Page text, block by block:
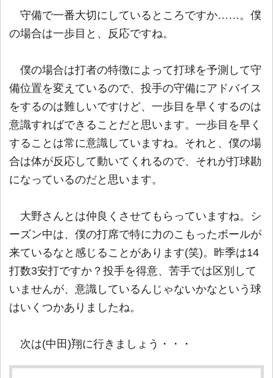
守備で一番大切にしているところですか……。僕
の場合は一歩目と、反応ですね。
僕の場合は打者の特徴によって打球を予測して守
備位置を変えているので、投手の守備にアドバイス
をするのは難しいですけど、一歩目を早くするのは
意識すればできることだと思います。一歩目を早く
することは常に意識していますね。それと、僕の場
合は体が反応して動いてくれるので、それが打球勘
になっているのだと思います。
大野さんとは仲良くさせてもらっていますね。シ
ーズン中は、僕の打席で特に力のこもったボールが
来ているなと感じることがあります(笑)。昨季は14
打数3安打ですか？投手を得意、苦手では区別して
いませんが、意識しているんじゃないかなという球
はいくつかありましたね。
次は(中田)翔に行きましょう・・・